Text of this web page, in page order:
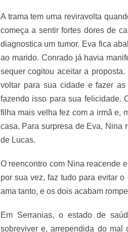
A trama tem uma reviravolta
começa a sentir fortes dores de
diagnostica um tumor. Eva fica
ao marido. Conrado já havia
sequer cogitou aceitar a
voltar para sua cidade e fazer
fazendo isso para sua felicidade.
filha mais velha fez com a irmã e,
casa. Para surpresa de Eva, Nina
de Lucas.
O reencontro com Nina reacende
por sua vez, faz tudo para evitar
ama tanto, e os dois acabam
Em Serranias, o estado de
sobreviver e, arrependida do